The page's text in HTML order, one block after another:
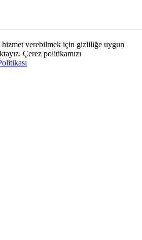
hizmet verebilmek için gizliliğe uygun
Çerez politikamızı